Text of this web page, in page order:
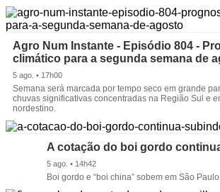
Agro Num Instante - Episódio 804 -
climático para a segunda semana de
5 ago. • 17h00
Semana será marcada por tempo seco em grande
chuvas significativas concentradas na Região Sul e
nordestino.
A cotação do boi gordo
5 ago. • 14h42
Boi gordo e “boi china” sobem em São